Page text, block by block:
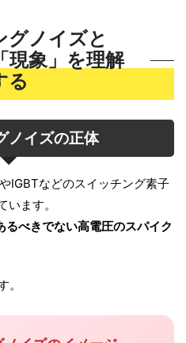
グノイズと
現象」を理解
る
ノイズの正体
IGBTなどのスイッチング素子
います。
るべきでない高電圧のスパイク
。